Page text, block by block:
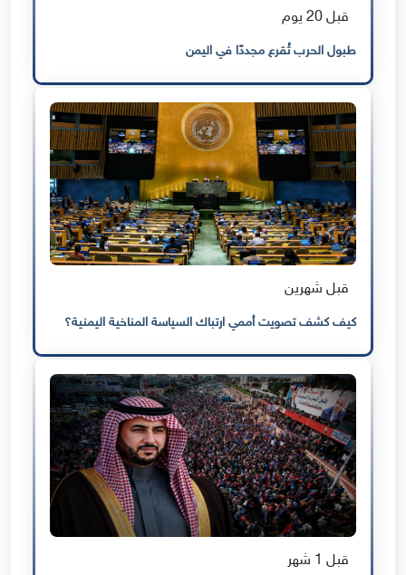
قبل 20 يوم
طبول الحرب تُقرع مجددًا في اليمن
قبل شهرين
كيف كشف تصويت أممي ارتباك السياسة المناخية اليمنية؟
قبل 1 شهر